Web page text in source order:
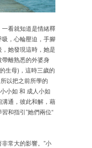
看就知道是情緒釋
，心輪壓迫，手腳
她發現這時，她是
離熟悉的外婆身
生母)，這時三歲的
以把之前所學的
小如 和 成人小如
通，彼此和解，藉
和指引”她們兩位“
常大的影響。”小